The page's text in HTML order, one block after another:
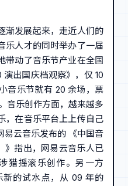
渐发展起来，走近人们的
乐人才的同时举办了一届
带动了音乐节产业在全国
出国庆档观察》，仅 10
音乐节就有 20 余场，票
音乐创作方面，越来越多
，在音乐平台上上传自己
易云音乐发布的 《中国音
》指出，网易云音乐人已
猎摇滚乐创作。另一方
的试水点，从 09 年的